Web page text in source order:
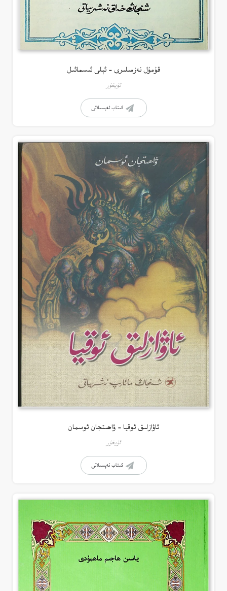
قۇمۇل نەزمىلىرى – ئېلى ئىسمائىل
ئۇيغۇر
كىتاب تەپسىلاتى
ئاۋازلىق ئوقيا – ۋاھىتجان ئوسمان
ئۇيغۇر
كىتاب تەپسىلاتى